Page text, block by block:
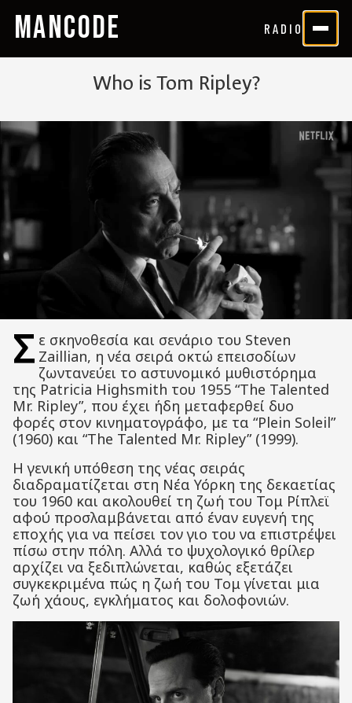
MANCODE RADIO
Who is Tom Ripley?
Σ ε σκηνοθεσία και σενάριο του Steven
Zaillian, η νέα σειρά οκτώ επεισοδίων
ζωντανεύει το αστυνομικό μυθιστόρημα
της Patricia Highsmith του 1955 “The Talented
Mr. Ripley”, που έχει ήδη μεταφερθεί δυο
φορές στον κινηματογράφο, με τα “Plein Soleil”
(1960) και “The Talented Mr. Ripley” (1999).
Η γενική υπόθεση της νέας σειράς
διαδραματίζεται στη Νέα Υόρκη της δεκαετίας
του 1960 και ακολουθεί τη ζωή του Τομ Ρίπλεϊ
αφού προσλαμβάνεται από έναν ευγενή της
εποχής για να πείσει τον γιο του να επιστρέψει
πίσω στην πόλη. Αλλά το ψυχολογικό θρίλερ
αρχίζει να ξεδιπλώνεται, καθώς εξετάζει
συγκεκριμένα πώς η ζωή του Τομ γίνεται μια
ζωή χάους, εγκλήματος και δολοφονιών.